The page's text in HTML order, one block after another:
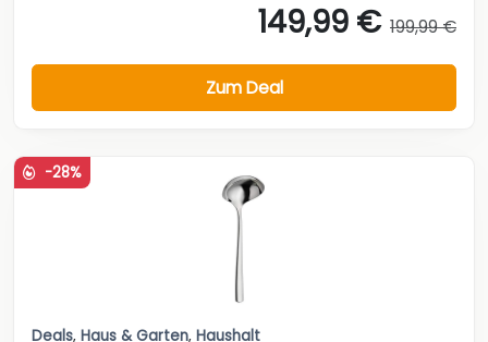
149,99 € 199,99 €
Zum Deal
-28%
Deals, Haus & Garten, Haushalt